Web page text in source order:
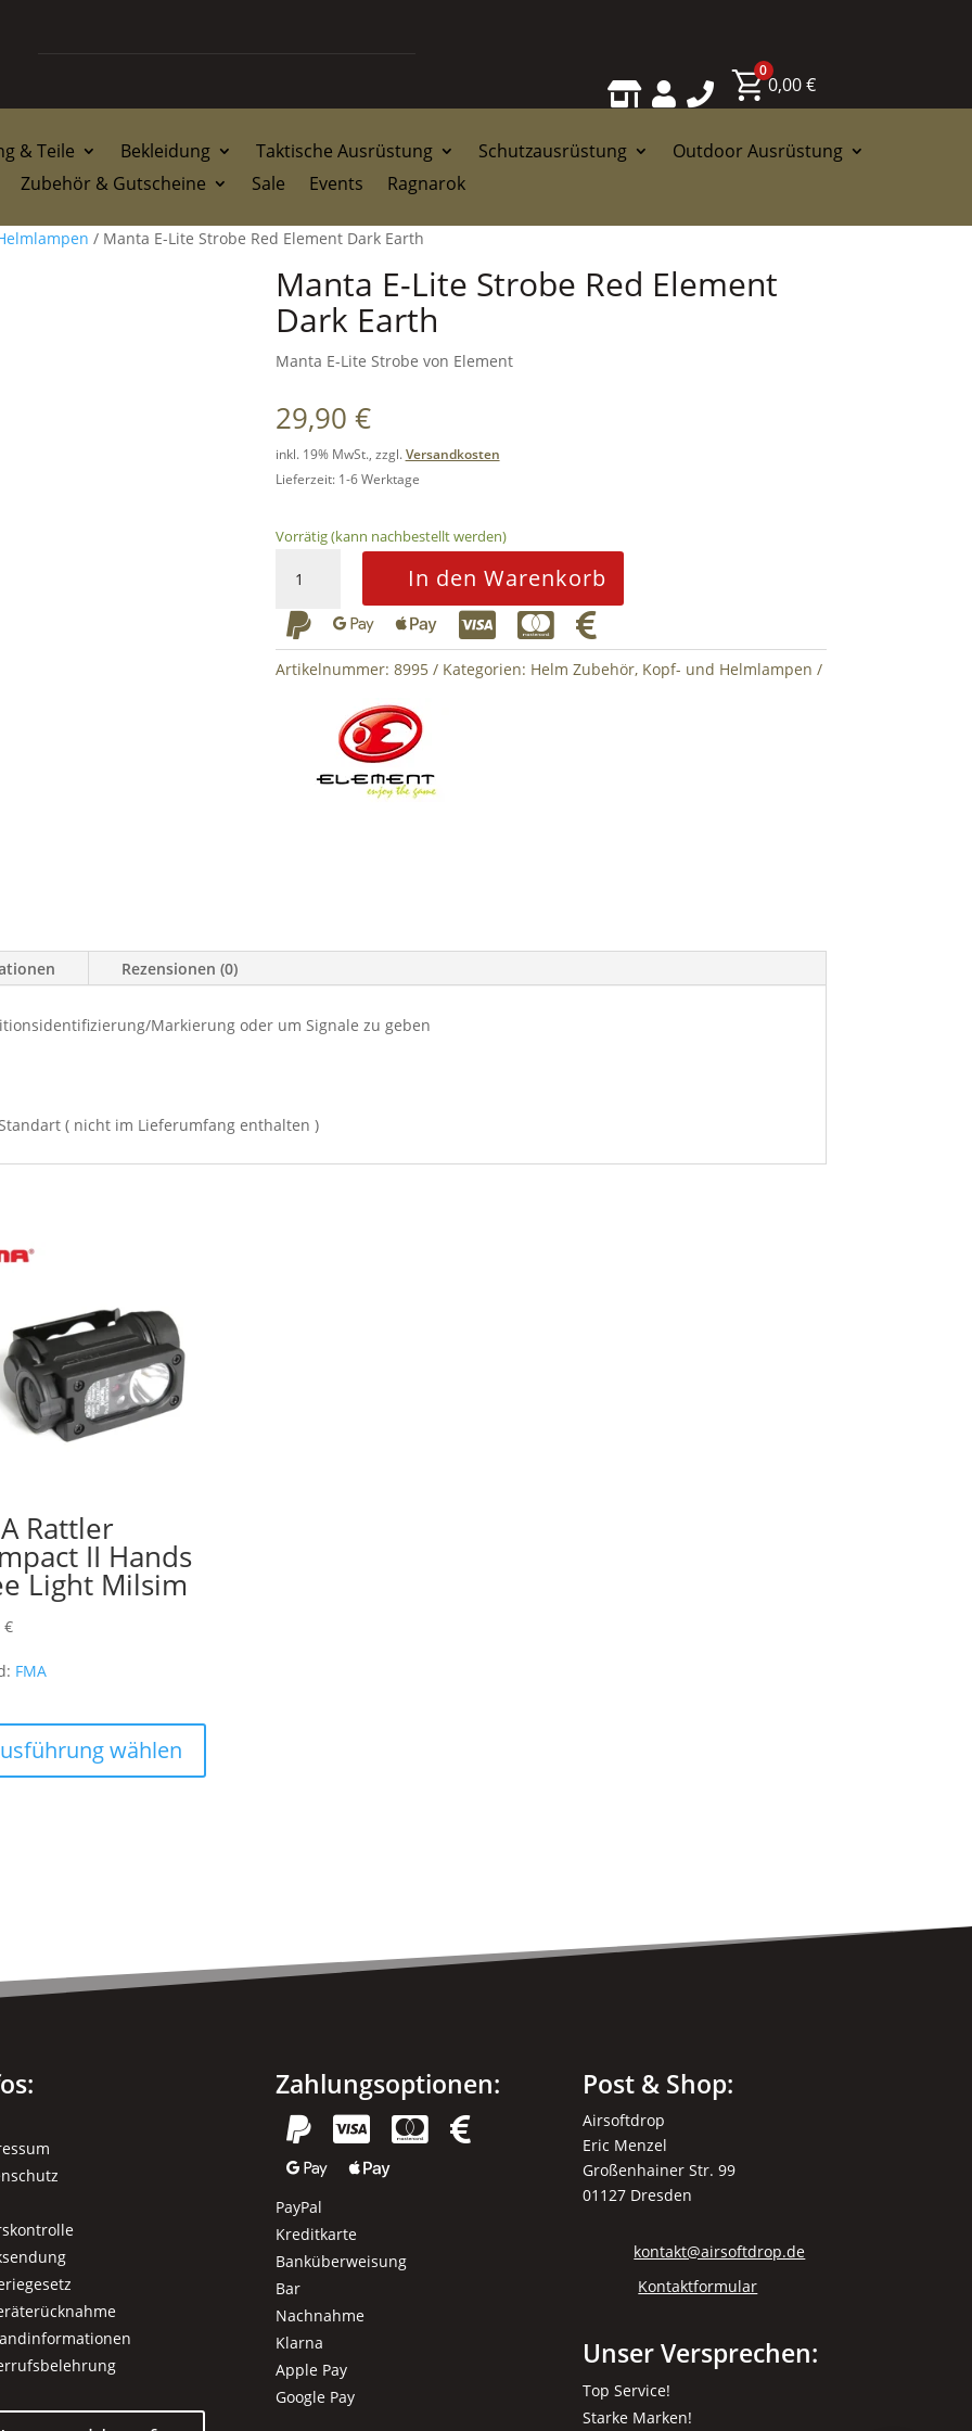
  
0
0,00€
& Teile Bekleidung Taktische Ausrüstung Schutzausrüstung
Outdoor Ausrüstung
Zubehör & Gutscheine
Sale Events Ragnarok
/ Manta E-Lite Strobe Red Element Dark Earth
Manta E-Lite Strobe Red Element
Dark Earth
Manta E-Lite Strobe von Element
29,90 €
inkl. 19% MwSt., zzgl.Versandkosten
Lieferzeit: 1-6 Werktage
Vorrätig (kann nachbestellt werden)
Lite
Strobe
Red
In den Warenkorb
     
Artikelnummer: 8995 Kategorien: Helm Zubehör, Kopf- und Helmlampen
Rezensionen (0)
Markierung oder um Signale zu geben
( nicht im Lieferumfang enthalten )
Rattler
II Hands
Light Milsim
€
FMA
wählen
weist
auf
Zahlungsoptionen:
  



PayPal
Kreditkarte
Banküberweisung
Bar
Nachnahme
Klarna
Apple Pay
Google Pay
Post & Shop:
Airsoftdrop
Eric Menzel
Großenhainer Str. 99
01127 Dresden
kontakt@airsoftdrop.de
Kontaktformular
Unser Versprechen:
Top Service!
Starke Marken!